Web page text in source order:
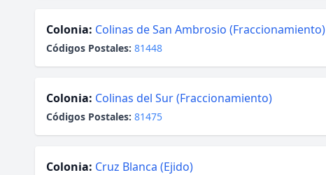
Colonia: Colinas de San Ambrosio (Fraccionamiento)
Códigos Postales: 81448
Colonia: Colinas del Sur (Fraccionamiento)
Códigos Postales: 81475
Colonia: Cruz Blanca (Ejido)